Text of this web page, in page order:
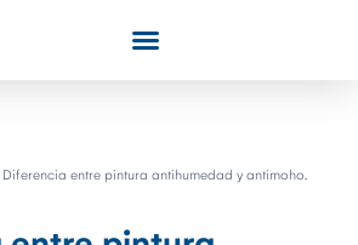
Diferencia entre pintura antihumedad y antimoho.